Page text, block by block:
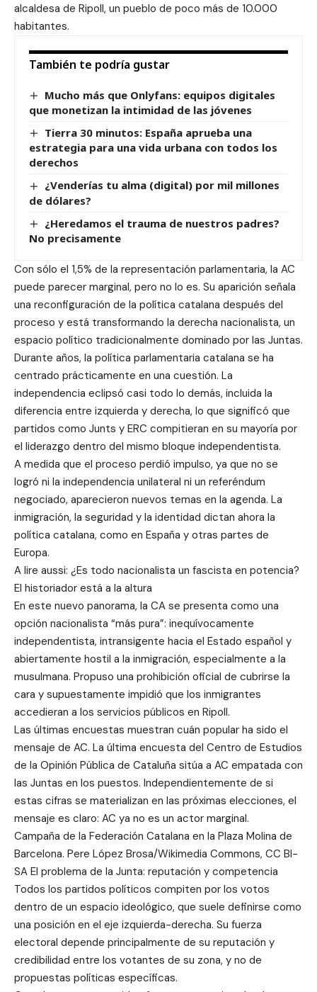
alcaldesa de Ripoll, un pueblo de poco más de 10.000
habitantes.
También te podría gustar
Mucho más que Onlyfans: equipos digitales
que monetizan la intimidad de las jóvenes
Tierra 30 minutos: España aprueba una
estrategia para una vida urbana con todos los
derechos
¿Venderías tu alma (digital) por mil millones
de dólares?
¿Heredamos el trauma de nuestros padres?
No precisamente
Con sólo el 1,5% de la representación parlamentaria, la AC
puede parecer marginal, pero no lo es. Su aparición señala
una reconfiguración de la política catalana después del
proceso y está transformando la derecha nacionalista, un
espacio político tradicionalmente dominado por las Juntas.
Durante años, la política parlamentaria catalana se ha
centrado prácticamente en una cuestión. La
independencia eclipsó casi todo lo demás, incluida la
diferencia entre izquierda y derecha, lo que significó que
partidos como Junts y ERC compitieran en su mayoría por
el liderazgo dentro del mismo bloque independentista.
A medida que el proceso perdió impulso, ya que no se
logró ni la independencia unilateral ni un referéndum
negociado, aparecieron nuevos temas en la agenda. La
inmigración, la seguridad y la identidad dictan ahora la
política catalana, como en España y otras partes de
Europa.
A lire aussi: ¿Es todo nacionalista un fascista en potencia?
El historiador está a la altura
En este nuevo panorama, la CA se presenta como una
opción nacionalista “más pura”: inequívocamente
independentista, intransigente hacia el Estado español y
abiertamente hostil a la inmigración, especialmente a la
musulmana. Propuso una prohibición oficial de cubrirse la
cara y supuestamente impidió que los inmigrantes
accedieran a los servicios públicos en Ripoll.
Las últimas encuestas muestran cuán popular ha sido el
mensaje de AC. La última encuesta del Centro de Estudios
de la Opinión Pública de Cataluña sitúa a AC empatada con
las Juntas en los puestos. Independientemente de si
estas cifras se materializan en las próximas elecciones, el
mensaje es claro: AC ya no es un actor marginal.
Campaña de la Federación Catalana en la Plaza Molina de
Barcelona. Pere López Brosa/Wikimedia Commons, CC BI-
SA El problema de la Junta: reputación y competencia
Todos los partidos políticos compiten por los votos
dentro de un espacio ideológico, que suele definirse como
una posición en el eje izquierda-derecha. Su fuerza
electoral depende principalmente de su reputación y
credibilidad entre los votantes de su zona, y no de
propuestas políticas específicas.